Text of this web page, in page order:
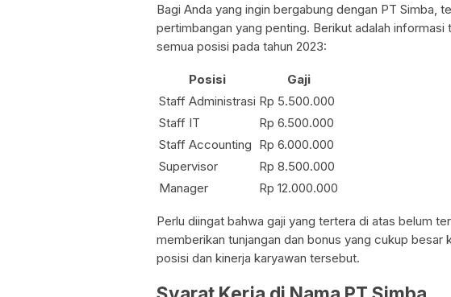
Bagi Anda yang ingin bergabung dengan PT Simba,
pertimbangan yang penting. Berikut adalah
semua posisi pada tahun 2023:
Posisi
Gaji
Staff Administrasi Rp 5.500.000
Staff IT
Rp 6.500.000
Staff Accounting Rp 6.000.000
Supervisor
Rp 8.500.000
Manager
Rp 12.000.000
Perlu diingat bahwa gaji yang tertera di atas belum
memberikan tunjangan dan bonus yang cukup besar
posisi dan kinerja karyawan tersebut.